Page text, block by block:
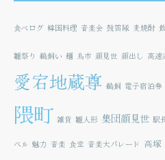
食べログ 韓国料理 音楽会 鼓笛隊 麦焼酎
雛祭り 鵜飼い 麺 鳥市 顔見世 顔出し 高速
愛宕地蔵尊 鵜飼 電子宿泊券
隈町 雑貨 雛人形 集団顔見世 駅
ベル 魅力 音楽 食堂 音楽大パレード 高塚